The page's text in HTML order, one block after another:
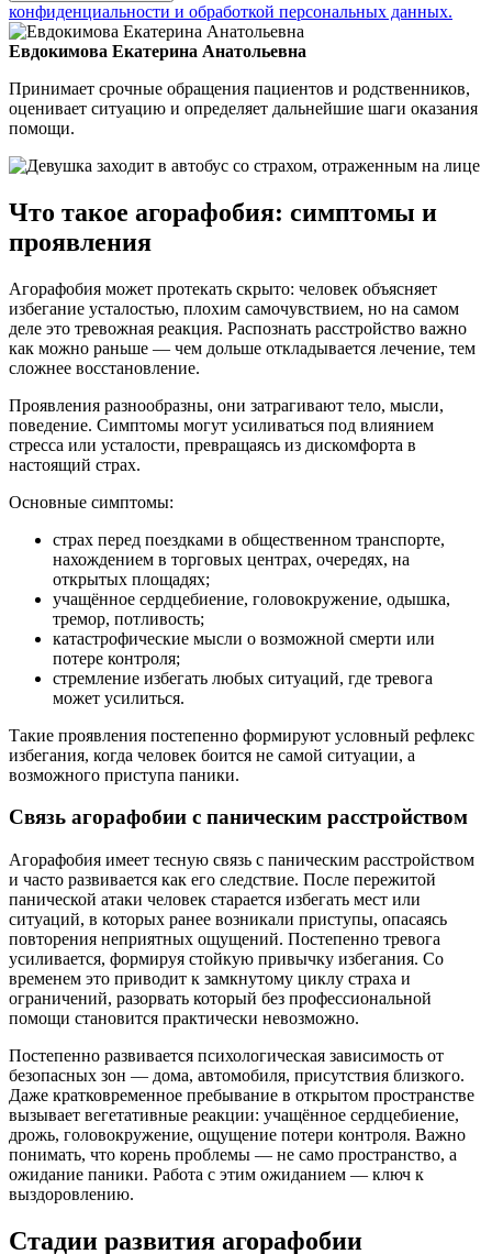
конфиденциальности и обработкой персональных данных.
Евдокимова Екатерина Анатольевна
Принимает срочные обращения пациентов и родственников,
оценивает ситуацию и определяет дальнейшие шаги оказания
помощи.
Что такое агорафобия: симптомы и
проявления
Агорафобия может протекать скрыто: человек объясняет
избегание усталостью, плохим самочувствием, но на самом
деле это тревожная реакция. Распознать расстройство важно
как можно раньше — чем дольше откладывается лечение, тем
сложнее восстановление.
Проявления разнообразны, они затрагивают тело, мысли,
поведение. Симптомы могут усиливаться под влиянием
стресса или усталости, превращаясь из дискомфорта в
настоящий страх.
Основные симптомы:
страх перед поездками в общественном транспорте,
нахождением в торговых центрах, очередях, на
открытых площадях;
учащённое сердцебиение, головокружение, одышка,
тремор, потливость;
катастрофические мысли о возможной смерти или
потере контроля;
стремление избегать любых ситуаций, где тревога
может усилиться.
Такие проявления постепенно формируют условный рефлекс
избегания, когда человек боится не самой ситуации, а
возможного приступа паники.
Связь агорафобии с паническим расстройством
Агорафобия имеет тесную связь с паническим расстройством
и часто развивается как его следствие. После пережитой
панической атаки человек старается избегать мест или
ситуаций, в которых ранее возникали приступы, опасаясь
повторения неприятных ощущений. Постепенно тревога
усиливается, формируя стойкую привычку избегания. Со
временем это приводит к замкнутому циклу страха и
ограничений, разорвать который без профессиональной
помощи становится практически невозможно.
Постепенно развивается психологическая зависимость от
безопасных зон — дома, автомобиля, присутствия близкого.
Даже кратковременное пребывание в открытом пространстве
вызывает вегетативные реакции: учащённое сердцебиение,
дрожь, головокружение, ощущение потери контроля. Важно
понимать, что корень проблемы — не само пространство, а
ожидание паники. Работа с этим ожиданием — ключ к
выздоровлению.
Стадии развития агорафобии